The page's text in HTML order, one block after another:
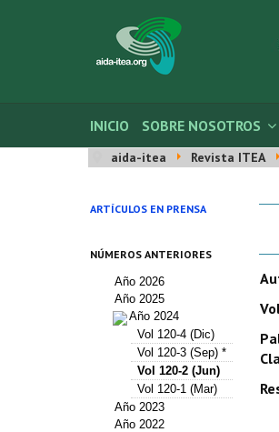
INICIO SOBRE NOSOTROS
aida-itea Revista ITEA
ARTÍCULOS EN PRENSA
NÚMEROS ANTERIORES
Año 2026
Año 2025
Año 2024
Vol 120-4 (Dic)
Vol 120-3 (Sep) *
Vol 120-2 (Jun)
Vol 120-1 (Mar)
Año 2023
Año 2022